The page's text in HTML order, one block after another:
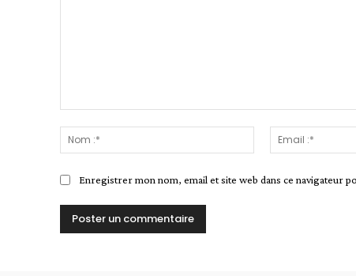
:*
Enregistrer mon nom, email et site web dans ce navigateur